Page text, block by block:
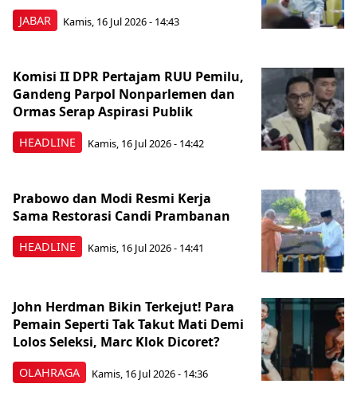
JABAR Kamis, 16 Jul 2026 - 14:43
HEADLINE
Komisi II DPR Pertajam RUU Pemilu,
Gandeng Parpol Nonparlemen dan
Ormas Serap Aspirasi Publik
Kamis, 16 Jul 2026 - 14:42
HEADLINE
Prabowo dan Modi Resmi Kerja
Sama Restorasi Candi Prambanan
Kamis, 16 Jul 2026 - 14:41
OLAHRAGA
John Herdman Bikin Terkejut! Para
Pemain Seperti Tak Takut Mati Demi
Lolos Seleksi, Marc Klok Dicoret?
Kamis, 16 Jul 2026 - 14:36